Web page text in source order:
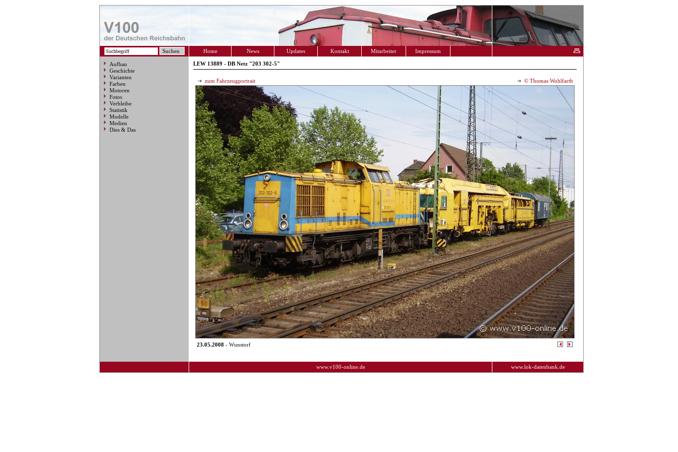
Home News Updates Kontakt Mitarbeiter Impressum
Aufbau
Geschichte
Varianten
Farben
Motoren
Fotos
Verbleibe
Statistik
Modelle
Medien
Dies & Das
LEW 13889 - DB Netz "203 302-5"
zum Fahrzeugportrait © Thomas Wohlfarth
23.05.2008 - Wunstorf
www.v100-online.de www.lok-datenbank.de